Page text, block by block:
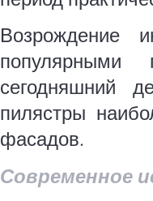
Возрождение
сегодняшний
пилястры
фасадов.
Современное